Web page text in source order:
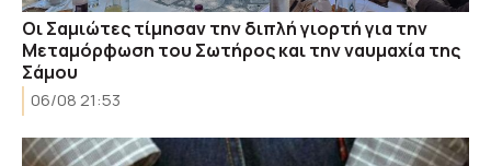
Οι Σαμιώτες τίμησαν την διπλή γιορτή για την
Μεταμόρφωση του Σωτήρος και την ναυμαχία της
Σάμου
06/08 21:53